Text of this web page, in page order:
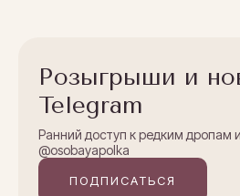
Розыгрыши и
Telegram
Ранний доступ к редким
@osobayapolka
ПОДПИСАТЬСЯ